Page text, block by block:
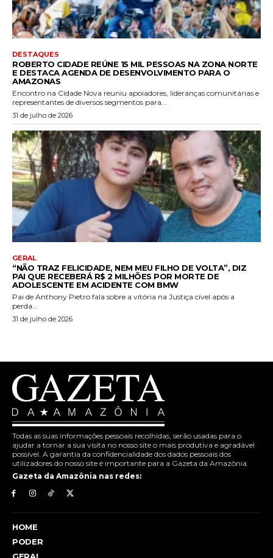
DESTAQUES
ROBERTO CIDADE REÚNE 15 MIL PESSOAS NA ZONA NORTE
E DESTACA AGENDA DE DESENVOLVIMENTO PARA O
AMAZONAS
Encontro na Cidade Nova reuniu apoiadores, lideranças comunitárias e
representantes de diversos segmentos para...
31 de julho de 2026
GERAL
“NÃO TRAZ FELICIDADE, NEM MEU FILHO DE VOLTA”, DIZ
PAI QUE RECEBERÁ R$ 2 MILHÕES POR MORTE DE
ADOLESCENTE EM ACIDENTE COM BMW
Pai de Anthony Pietro fala sobre a vitória na Justiça cível após a
perda...
31 de julho de 2026
Todas as suas informações pessoais recolhidas, serão usadas para o
ajudar a tornar a sua visita no nosso site o mais produtiva e agradável
possível. A garantia da confidencialidade dos dados pessoais dos
utilizadores do nosso site é importante para a Gazeta da Amazônia.
Gazeta da Amazônia nas redes:
HOME
PODER
GERAL